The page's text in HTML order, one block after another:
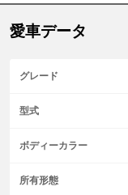
愛車データ
グレード
型式
ボディーカラー
所有形態